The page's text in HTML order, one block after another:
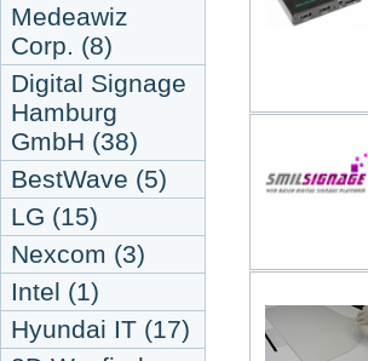
Medeawiz
Corp. (8)
Digital Signage
Hamburg
GmbH (38)
BestWave (5)
LG (15)
Nexcom (3)
Intel (1)
Hyundai IT (17)